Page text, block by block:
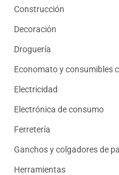
Construcción
Decoración
Droguería
Economato y consumibles
Electricidad
Electrónica de consumo
Ferretería
Ganchos y colgadores de
Herramientas